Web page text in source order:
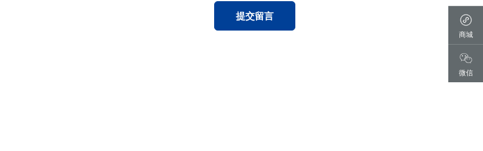
提交留言
商城
微信